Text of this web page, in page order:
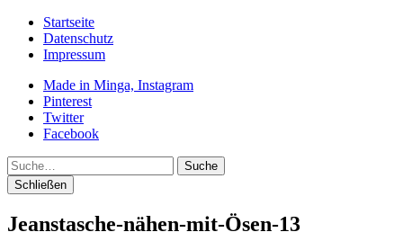
Startseite
Datenschutz
Impressum
Made in Minga, Instagram
Pinterest
Twitter
Facebook
Suche
Schließen
Jeanstasche-nähen-mit-Ösen-13